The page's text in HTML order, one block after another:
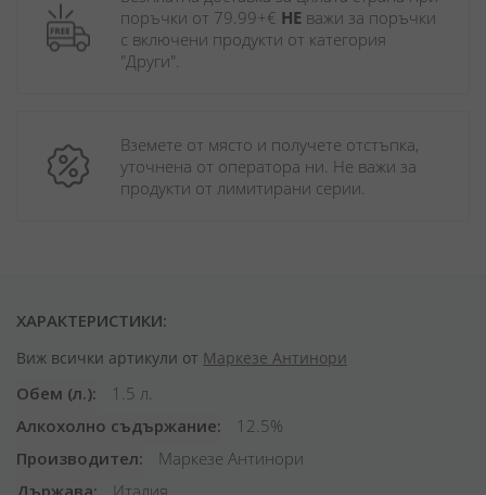
поръчки от 79.99+€ НЕ важи за поръчки
с включени продукти от категория
"Други".
Вземете от място и получете отстъпка,
уточнена от оператора ни. Не важи за
продукти от лимитирани серии.
ХАРАКТЕРИСТИКИ:
Виж всички артикули от Маркезе Антинори
Обем (л.)
1.5 л.
Алкохолно съдържание
12.5%
Производител
Маркезе Антинори
Държава
Италия